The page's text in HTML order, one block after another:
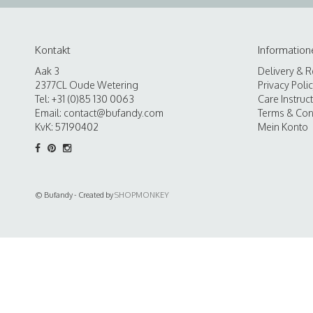
Kontakt
Aak 3
2377CL Oude Wetering
Tel: +31 (0)85 130 0063
Email: contact@bufandy.com
KvK: 57190402
Delivery &
Privacy
Care
Terms &
Mein Konto
© Bufandy - Created bySHOPMONKEY